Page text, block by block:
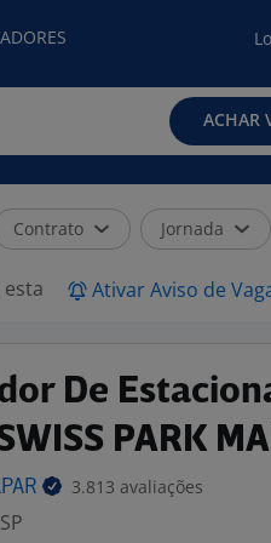
ACHAR
Contrato Jornada
Ativar Aviso de
De
PARK
3.813 avaliações